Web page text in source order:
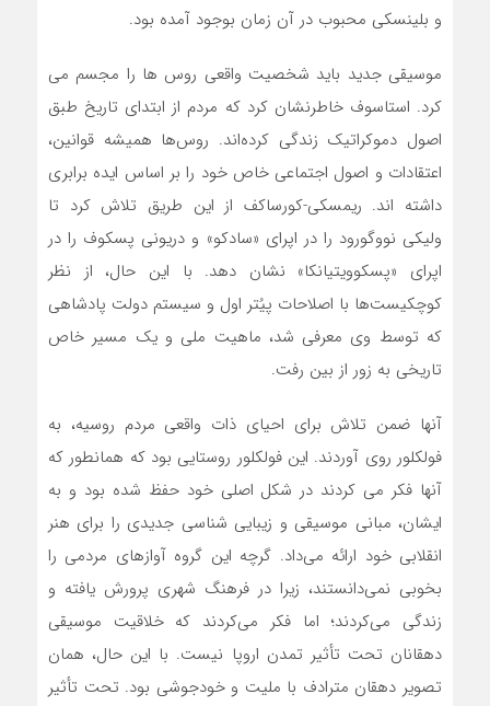
و بلینسکی محبوب در آن زمان بوجود آمده بود.
موسیقی جدید باید شخصیت واقعی روس ها را مجسم می
کرد. استاسوف خاطرنشان کرد که مردم از ابتدای تاریخ طبق
اصول دموکراتیک زندگی ‌کرده‌اند. روس‌ها همیشه قوانین،
اعتقادات و اصول اجتماعی خاص خود را بر اساس ایده برابری
داشته اند. ریمسکی-کورساکف از این طریق تلاش کرد تا
ولیکی نووگورود را در اپرای «سادکو» و دریونی پسکوف را در
اپرای «پسکوویتیانکا» نشان دهد. با این حال، از نظر
کوچکیست‌ها با اصلاحات پیُتر اول و سیستم دولت پادشاهی
که توسط وی معرفی شد، ماهیت ملی و یک مسیر خاص
تاریخی به زور از بین رفت.
آنها ضمن تلاش برای احیای ذات واقعی مردم روسیه، به
فولکلور روی آوردند. این فولکلور روستایی بود که همانطور که
آنها فکر می کردند در شکل اصلی خود حفظ شده بود و به
ایشان، مبانی موسیقی و زیبایی شناسی جدیدی را برای هنر
انقلابی خود ارائه می‌داد. گرچه این گروه آوازهای مردمی را
بخوبی نمی‌دانستند، زیرا در فرهنگ شهری پرورش یافته و
زندگی می‌کردند؛ اما فکر می‌کردند که خلاقیت موسیقی
دهقانان تحت تأثیر تمدن اروپا نیست. با این حال، همان
تصویر دهقان مترادف با ملیت و خودجوشی بود. تحت تأثیر